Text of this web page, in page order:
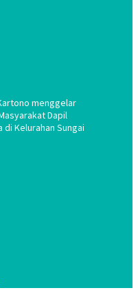
menggelar
Dapil
Kelurahan Sungai